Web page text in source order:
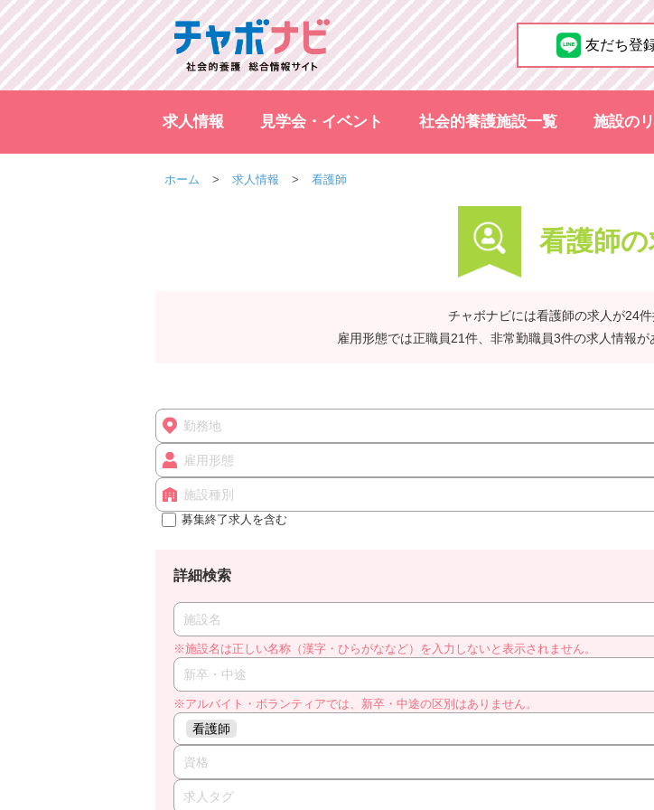
友だち登
求人情報 見学会・イベント 社会的養護施設一覧 施設の
ホーム 求人情報 看護師
看護師
チャボナビには看護師の求人が24件
雇用形態では正職員21件、非常勤職員3件の求人情報が
勤務地
雇用形態
施設種別
募集終了求人を含む
詳細検索
施設名
※施設名は正しい名称（漢字・ひらがななど）を入力しないと表示されません。
新卒・中途
※アルバイト・ボランティアでは、新卒・中途の区別はありません。
看護師
資格
求人タグ